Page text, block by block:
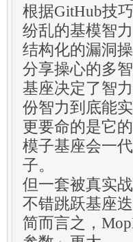
根据GitHub技
纷乱的基模智
结构化的漏洞
分享操心的多
基座决定了智
份智力到底能实
更要命的是它
模子基座会一
子。
但一套被真实
不错跳跃基座
简而言之，